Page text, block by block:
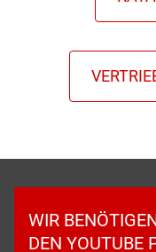
WIR
DEN YOUTUBE